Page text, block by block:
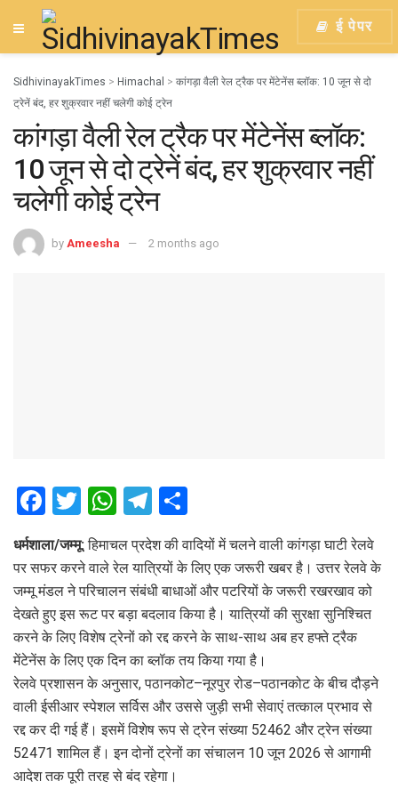
ई पेपर
SidhivinayakTimes > Himachal > कांगड़ा वैली रेल ट्रैक पर मेंटेनेंस ब्लॉक: 10 जून से दो
ट्रेनें बंद, हर शुक्रवार नहीं चलेगी कोई ट्रेन
कांगड़ा वैली रेल ट्रैक पर मेंटेनेंस ब्लॉक:
10 जून से दो ट्रेनें बंद, हर शुक्रवार नहीं
चलेगी कोई ट्रेन
by Ameesha 2 months ago
F
ce
b
o
o
k
T
wi
tt
er
W
at
s
A
p
p
T
el
e
gr
a
m
h
ar
e
धर्मशाला/जम्मू: हिमाचल प्रदेश की वादियों में चलने वाली कांगड़ा घाटी रेलवे
पर सफर करने वाले रेल यात्रियों के लिए एक जरूरी खबर है। उत्तर रेलवे के
जम्मू मंडल ने परिचालन संबंधी बाधाओं और पटरियों के जरूरी रखरखाव को
देखते हुए इस रूट पर बड़ा बदलाव किया है। यात्रियों की सुरक्षा सुनिश्चित
करने के लिए विशेष ट्रेनों को रद्द करने के साथ-साथ अब हर हफ्ते ट्रैक
मेंटेनेंस के लिए एक दिन का ब्लॉक तय किया गया है।
रेलवे प्रशासन के अनुसार, पठानकोट–नूरपुर रोड–पठानकोट के बीच दौड़ने
वाली ईसीआर स्पेशल सर्विस और उससे जुड़ी सभी सेवाएं तत्काल प्रभाव से
रद्द कर दी गई हैं। इसमें विशेष रूप से ट्रेन संख्या 52462 और ट्रेन संख्या
52471 शामिल हैं। इन दोनों ट्रेनों का संचालन 10 जून 2026 से आगामी
आदेश तक पूरी तरह से बंद रहेगा।